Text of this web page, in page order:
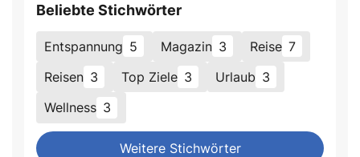
Beliebte Stichwörter
Entspannung 5 Magazin 3 Reise 7
Reisen 3 Top Ziele 3 Urlaub 3
Wellness 3
Weitere Stichwörter